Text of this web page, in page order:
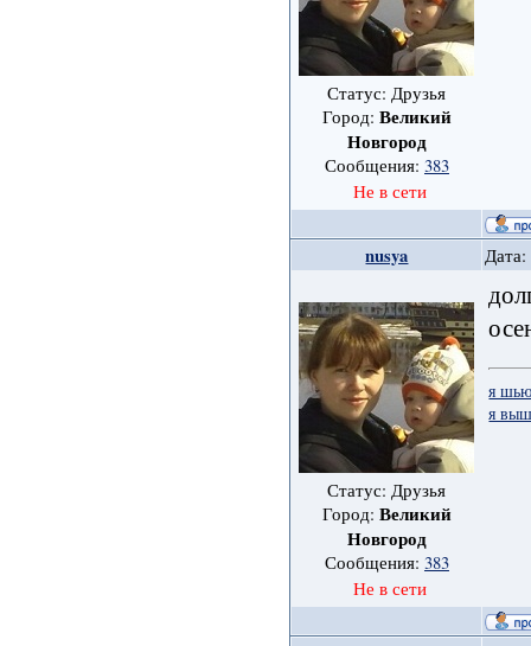
Статус: Друзья
Город: Великий
Новгород
Сообщения: 383
Не в сети
nusya
Статус: Друзья
Город: Великий
Новгород
Сообщения: 383
Не в сети
я
я